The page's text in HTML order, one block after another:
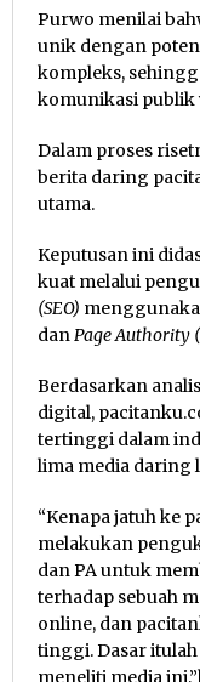
Purwo menilai
unik dengan
kompleks,
komunikasi publik
Dalam proses
berita daring
utama.
Keputusan ini
kuat melalui
(SEO)
dan Page Authority
Berdasarkan
digital,
tertinggi dalam
lima media daring
“Kenapa jatuh ke
melakukan
dan PA untuk
terhadap sebuah
online, dan
tinggi. Dasar
meneliti media